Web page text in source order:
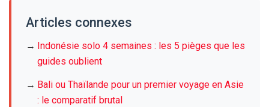
Articles connexes
→ Indonésie solo4 semaines : les 5 pièges que les
guides oublient
→ Bali ou Thaïlande pour un premier voyage en Asie
: le comparatif brutal